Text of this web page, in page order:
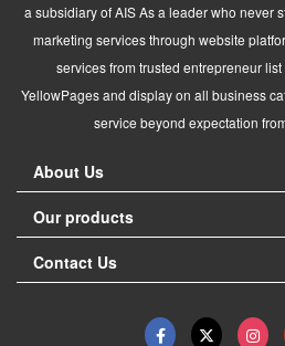
a subsidiary of AIS As a leader who never
marketing services through website
services from trusted entrepreneur
YellowPages and display on all business
service beyond expectation
About Us
Our products
Contact Us